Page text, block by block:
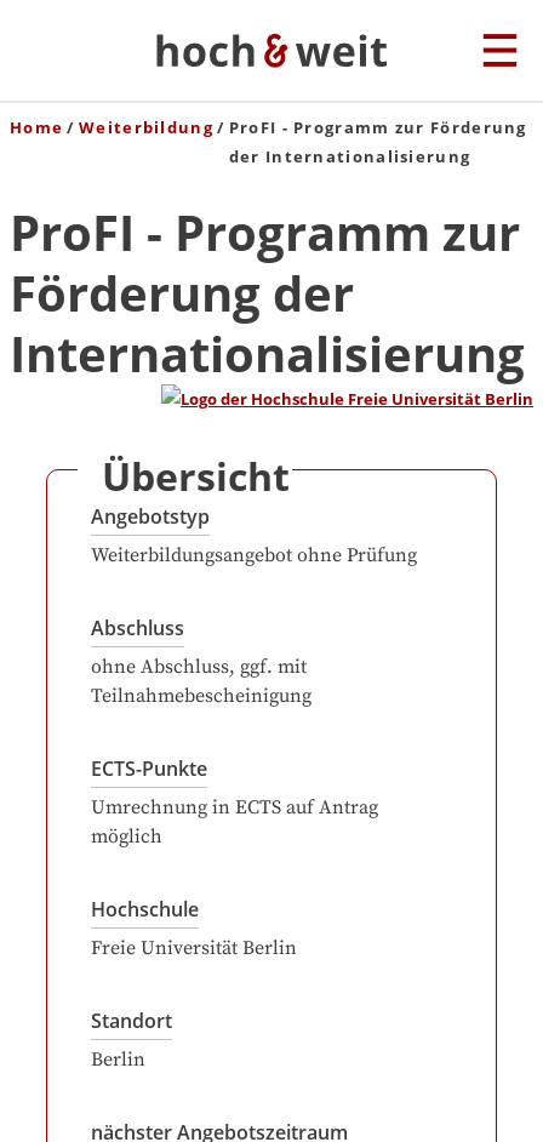
Home Weiterbildung
ProFI - Programm zur Förderung
der Internationalisierung
ProFI - Programm zur
Förderung der
Internationalisierung
Übersicht
Angebotstyp
Weiterbildungsangebot ohne Prüfung
Abschluss
ohne Abschluss, ggf. mit
Teilnahmebescheinigung
ECTS-Punkte
Umrechnung in ECTS auf Antrag
möglich
Hochschule
Freie Universität Berlin
Standort
Berlin
nächster Angebotszeitraum